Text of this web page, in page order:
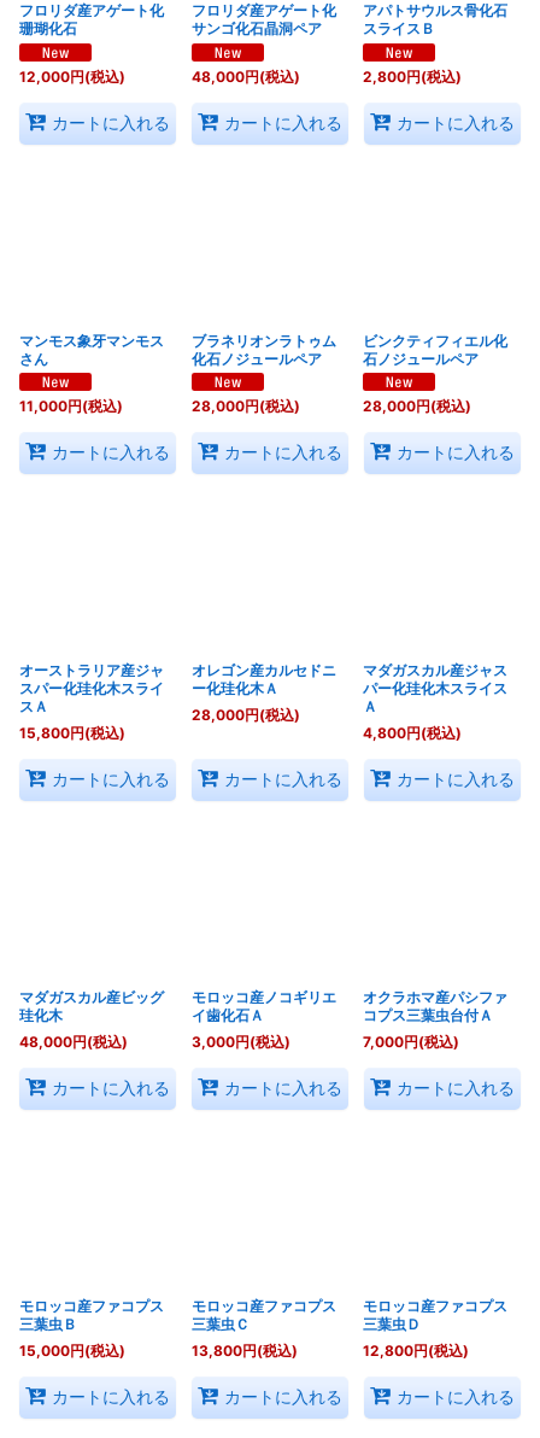
フロリダ産アゲート化
珊瑚化石
12,000円(税込)
カートに入れる
フロリダ産アゲート化
サンゴ化石晶洞ペア
48,000円(税込)
カートに入れる
アパトサウルス骨化石
スライスＢ
2,800円(税込)
カートに入れる
マンモス象牙マンモス
さん
11,000円(税込)
カートに入れる
ブラネリオンラトゥム
化石ノジュールペア
28,000円(税込)
カートに入れる
ビンクティフィエル化
石ノジュールペア
28,000円(税込)
カートに入れる
オーストラリア産ジャ
スパー化珪化木スライ
スＡ
15,800円(税込)
カートに入れる
オレゴン産カルセドニ
ー化珪化木Ａ
28,000円(税込)
カートに入れる
マダガスカル産ジャス
パー化珪化木スライス
Ａ
4,800円(税込)
カートに入れる
マダガスカル産ビッグ
珪化木
48,000円(税込)
カートに入れる
モロッコ産ノコギリエ
イ歯化石Ａ
3,000円(税込)
カートに入れる
オクラホマ産パシファ
コプス三葉虫台付Ａ
7,000円(税込)
カートに入れる
モロッコ産ファコプス
三葉虫Ｂ
15,000円(税込)
カートに入れる
モロッコ産ファコプス
三葉虫Ｃ
13,800円(税込)
カートに入れる
モロッコ産ファコプス
三葉虫Ｄ
12,800円(税込)
カートに入れる